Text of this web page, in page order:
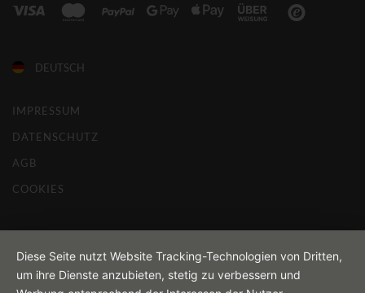
DEUTSCH
IMPRESSUM
DATENSCHUTZ
AGB
COOKIES
Diese Seite nutzt Website Tracking-Technologien von Dritten,
um ihre Dienste anzubieten, stetig zu verbessern und